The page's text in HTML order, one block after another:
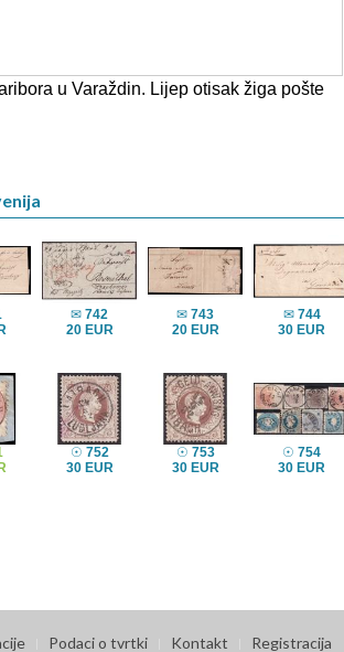
u Varaždin. Lijep otisak žiga pošte
✉742
20 EUR
✉743
20 EUR
✉ 744
30 EUR
☉ 752
30 EUR
☉ 753
30 EUR
☉754
30 EUR
Podaci o tvrtki Kontakt Registracija